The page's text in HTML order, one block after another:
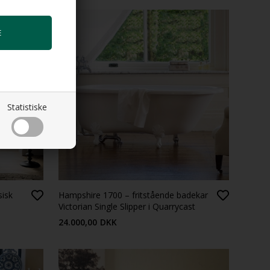
Statistiske
Hampshire 1700 – fritstående badekar
Victorian Single Slipper i Quarrycast
24.000,00 DKK